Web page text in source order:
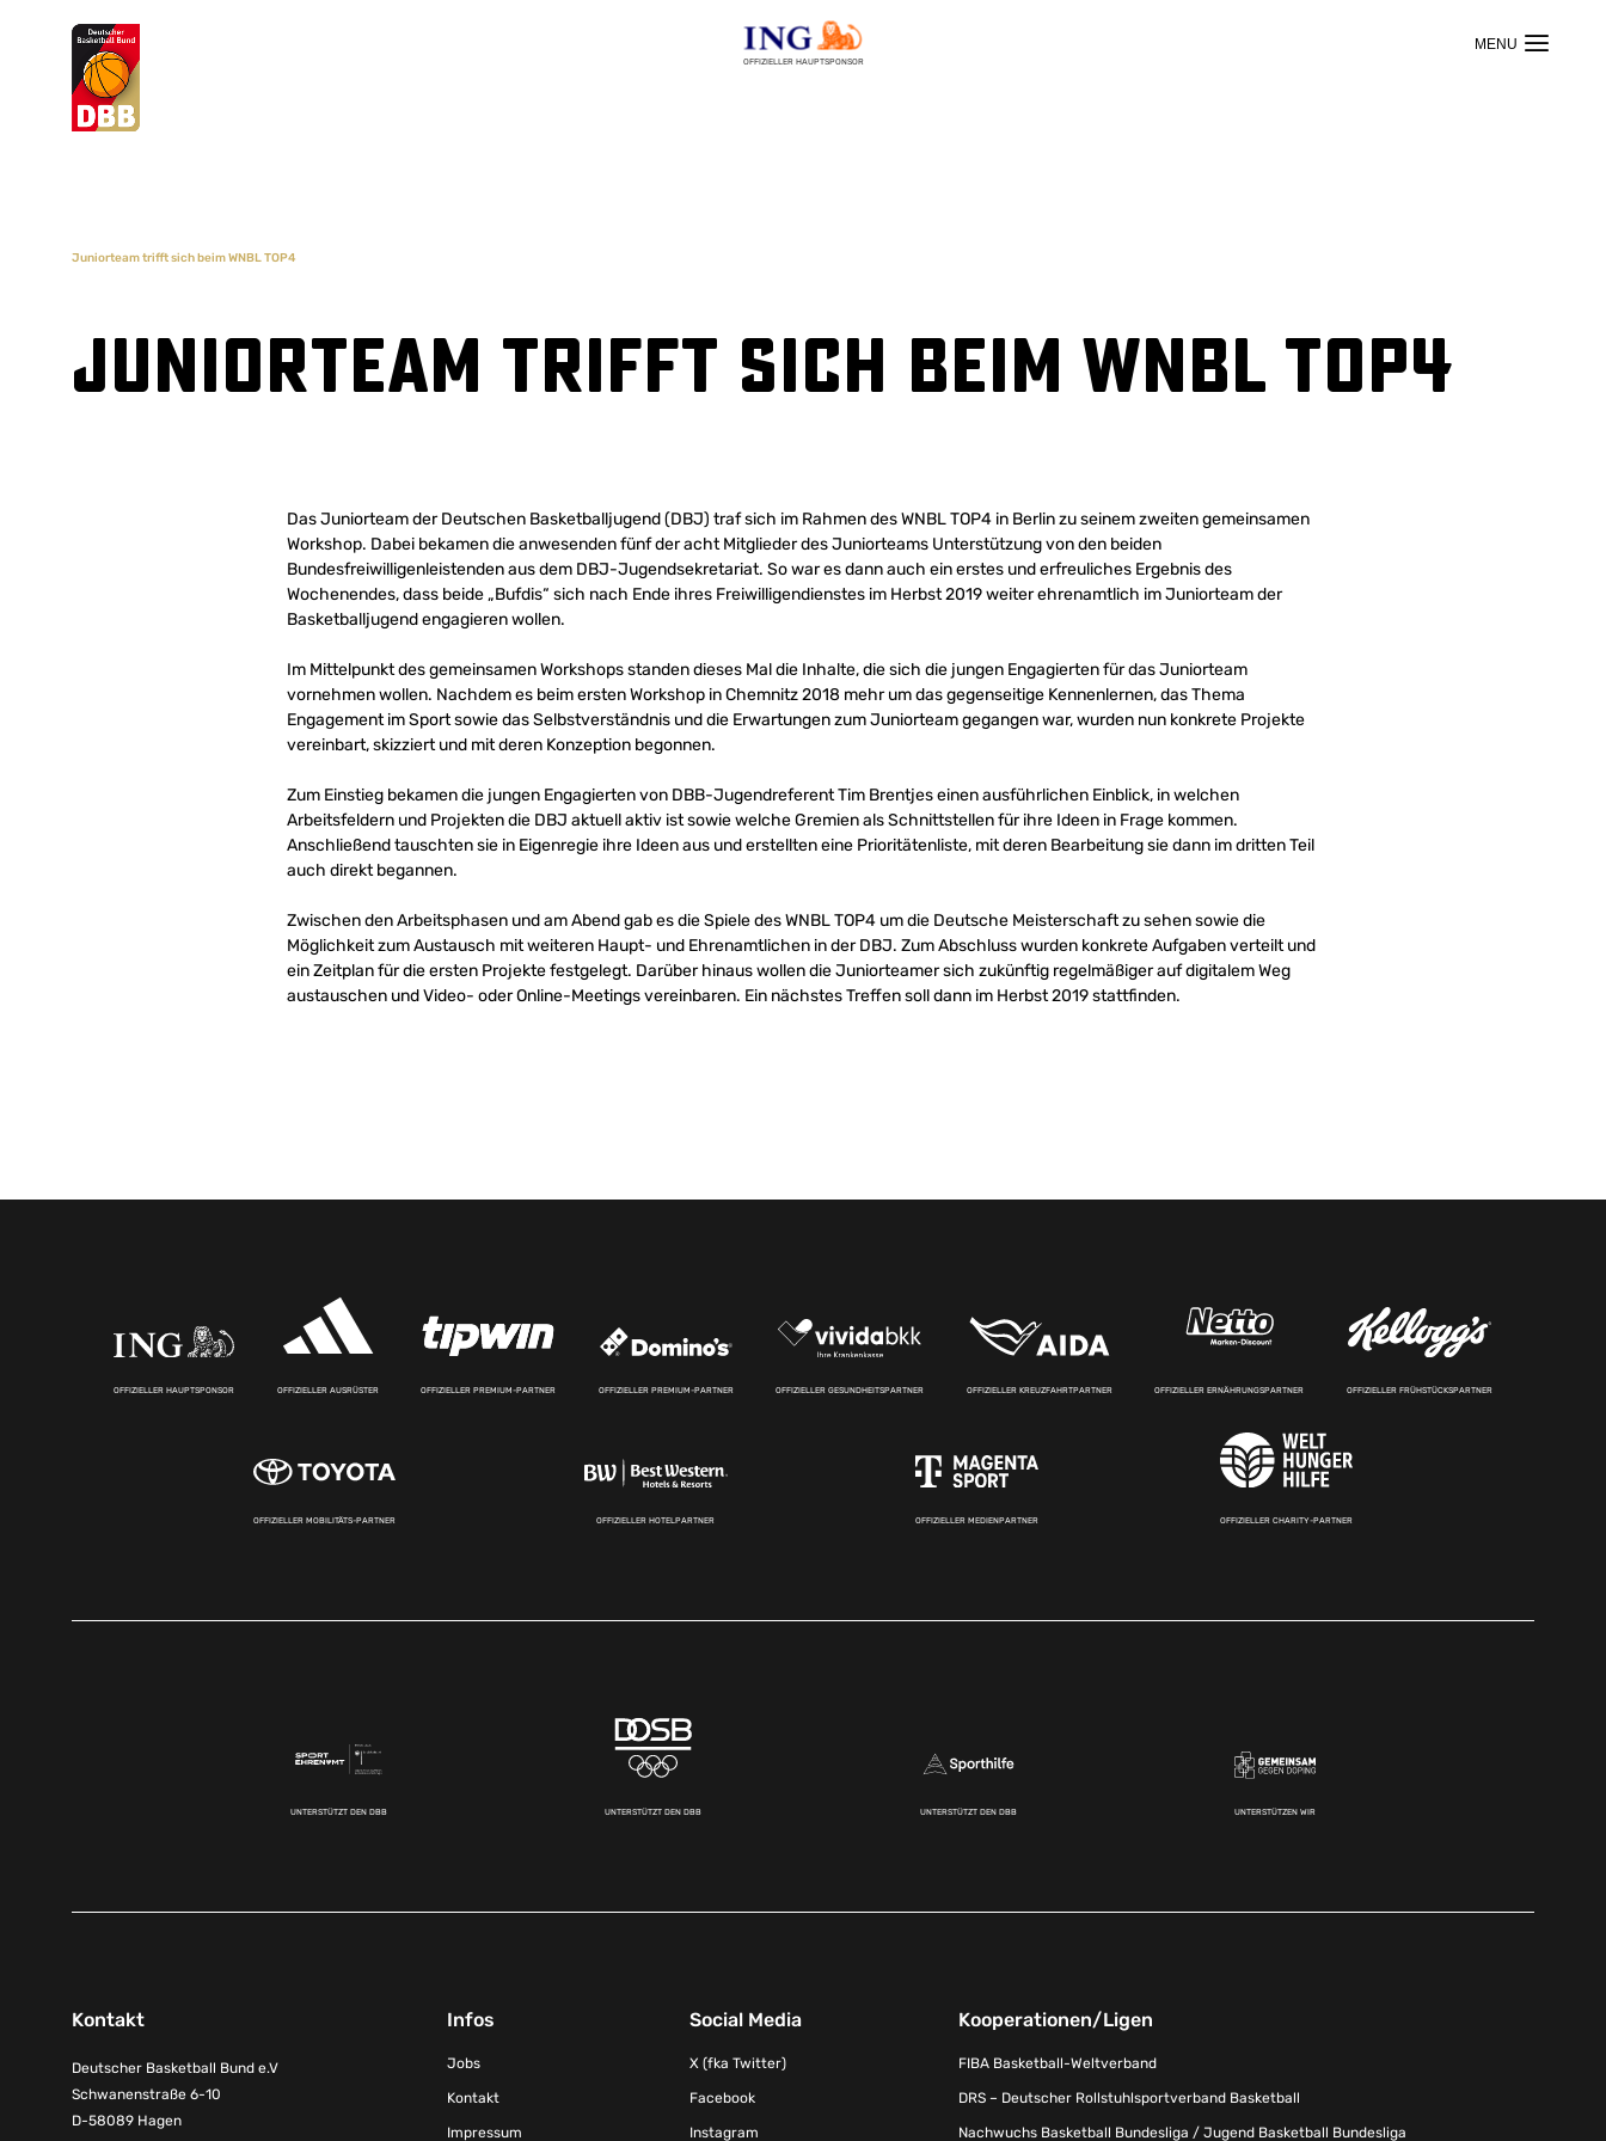
OFFIZIELLER HAUPTSPONSOR
Suchvorschläge
Juniorteam trifft sich beim WNBL TOP4
Juniorteam trifft sich beim WNBL TOP4
Das Juniorteam der Deutschen Basketballjugend (DBJ) traf sich im Rahmen des WNBL TOP4 in Berlin zu seinem zweiten gemeinsamen
Workshop. Dabei bekamen die anwesenden fünf der acht Mitglieder des Juniorteams Unterstützung von den beiden
Bundesfreiwilligenleistenden aus dem DBJ-Jugendsekretariat. So war es dann auch ein erstes und erfreuliches Ergebnis des
Wochenendes, dass beide „Bufdis“ sich nach Ende ihres Freiwilligendienstes im Herbst 2019 weiter ehrenamtlich im Juniorteam der
Basketballjugend engagieren wollen.
Im Mittelpunkt des gemeinsamen Workshops standen dieses Mal die Inhalte, die sich die jungen Engagierten für das Juniorteam
vornehmen wollen. Nachdem es beim ersten Workshop in Chemnitz 2018 mehr um das gegenseitige Kennenlernen, das Thema
Engagement im Sport sowie das Selbstverständnis und die Erwartungen zum Juniorteam gegangen war, wurden nun konkrete Projekte
vereinbart, skizziert und mit deren Konzeption begonnen.
Zum Einstieg bekamen die jungen Engagierten von DBB-Jugendreferent Tim Brentjes einen ausführlichen Einblick, in welchen
Arbeitsfeldern und Projekten die DBJ aktuell aktiv ist sowie welche Gremien als Schnittstellen für ihre Ideen in Frage kommen.
Anschließend tauschten sie in Eigenregie ihre Ideen aus und erstellten eine Prioritätenliste, mit deren Bearbeitung sie dann im dritten Teil
auch direkt begannen.
Zwischen den Arbeitsphasen und am Abend gab es die Spiele des WNBL TOP4 um die Deutsche Meisterschaft zu sehen sowie die
Möglichkeit zum Austausch mit weiteren Haupt- und Ehrenamtlichen in der DBJ. Zum Abschluss wurden konkrete Aufgaben verteilt und
ein Zeitplan für die ersten Projekte festgelegt. Darüber hinaus wollen die Juniorteamer sich zukünftig regelmäßiger auf digitalem Weg
austauschen und Video- oder Online-Meetings vereinbaren. Ein nächstes Treffen soll dann im Herbst 2019 stattfinden.
OFFIZIELLER HAUPTSPONSOR OFFIZIELLER AUSRÜSTER OFFIZIELLER PREMIUM-PARTNER OFFIZIELLER PREMIUM-PARTNER OFFIZIELLER GESUNDHEITSPARTNER OFFIZIELLER KREUZFAHRTPARTNER OFFIZIELLER ERNÄHRUNGSPARTNER OFFIZIELLER FRÜHSTÜCKSPARTNER
OFFIZIELLER MOBILITÄTS-PARTNER OFFIZIELLER HOTELPARTNER OFFIZIELLER MEDIENPARTNER OFFIZIELLER CHARITY-PARTNER
UNTERSTÜTZT DEN DBB UNTERSTÜTZT DEN DBB UNTERSTÜTZT DEN DBB UNTERSTÜTZEN WIR
Kontakt
Deutscher Basketball Bund e.V
Schwanenstraße 6-10
D-58089 Hagen
Infos
Jobs
Kontakt
Impressum
Social Media
X (fka Twitter)
Facebook
Instagram
Kooperationen/Ligen
FIBA Basketball-Weltverband
DRS – Deutscher Rollstuhlsportverband Basketball
Nachwuchs Basketball Bundesliga / Jugend Basketball Bundesliga